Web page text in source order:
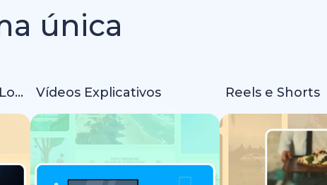
única
Intros e Animações de Logo Vídeos Explicativos Reels e Shorts